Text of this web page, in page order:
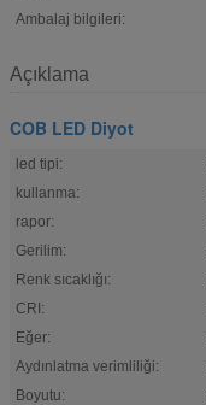
Ambalaj bilgileri:
Açıklama
COB LED Diyot
led tipi:
kullanma:
rapor:
Gerilim:
Renk sıcaklığı:
CRI:
Eğer:
Aydınlatma verimliliği:
Boyutu: